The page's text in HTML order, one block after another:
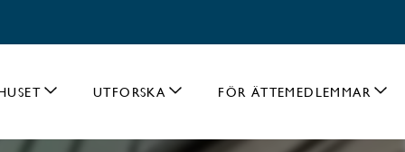
UTFORSKA FÖR ÄTTEMEDLEMMAR